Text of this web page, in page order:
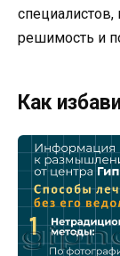
решимость и
Как